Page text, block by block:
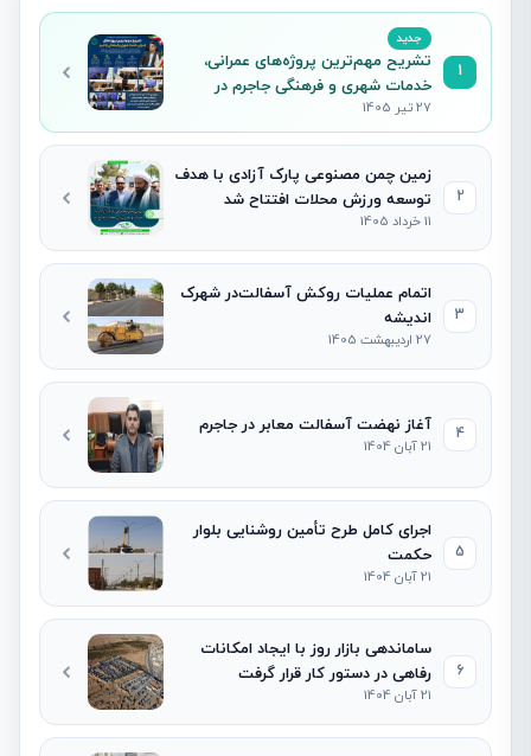
1
جدید
تشریح مهم‌ترین پروژه‌های عمرانی،
خدمات شهری و فرهنگی جاجرم در
نشست خبری شهردار
27 تیر 1405
2
زمین چمن مصنوعی پارک آزادی با هدف
توسعه ورزش محلات افتتاح شد
11 خرداد 1405
3
اتمام عملیات روکش آسفالت‌در شهرک
اندیشه
27 اردیبهشت 1405
4 آغاز نهضت آسفالت معابر در جاجرم
21 آبان 1404
5
اجرای کامل طرح تأمین روشنایی بلوار
حکمت
21 آبان 1404
6
ساماندهی بازار روز با ایجاد امکانات
رفاهی در دستور کار قرار گرفت
21 آبان 1404